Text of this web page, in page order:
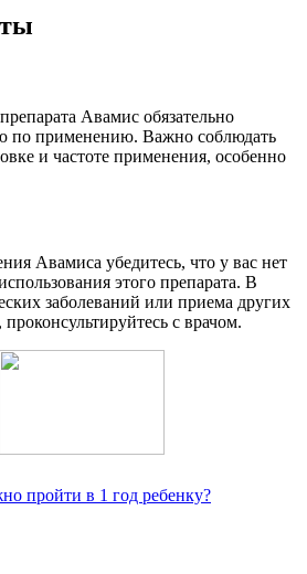
Авамис обязательно
по применению. Важно соблюдать
и частоте применения, особенно
Авамиса убедитесь, что у вас нет
этого препарата. В
заболеваний или приема других
с врачом.
пройти в 1 год ребенку?